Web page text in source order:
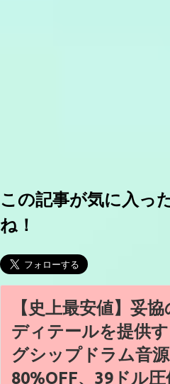
この記事が気に入っ
ね！
【史上最安値】妥
ディテールを提供
グシップドラム音
80%OFF、39ドル